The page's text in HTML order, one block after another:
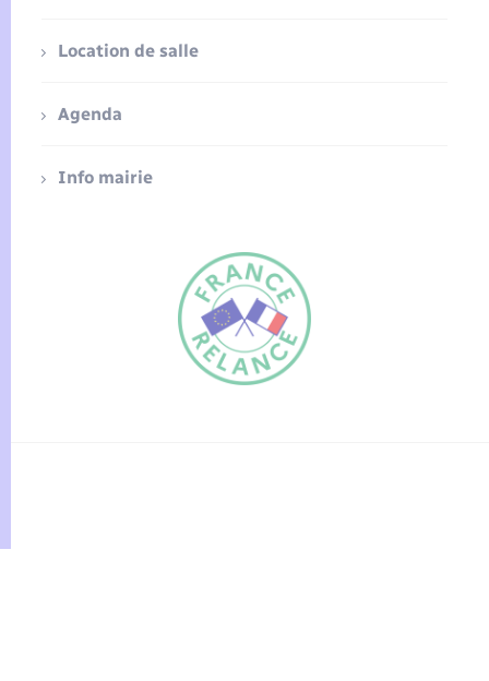
FR
Location de salle
Agenda
Info mairie